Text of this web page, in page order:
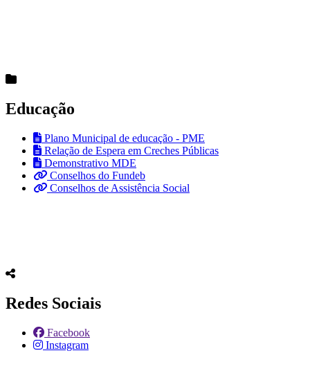
Educação
Plano Municipal de educação - PME
Relação de Espera em Creches Públicas
Demonstrativo MDE
Conselhos do Fundeb
Conselhos de Assistência Social
Redes Sociais
Facebook
Instagram